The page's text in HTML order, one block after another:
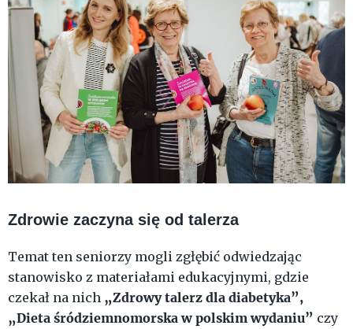
Zdrowie zaczyna się od talerza
Temat ten seniorzy mogli zgłębić odwiedzając
stanowisko z materiałami edukacyjnymi, gdzie
czekał na nich „Zdrowy talerz dla diabetyka”,
„Dieta śródziemnomorska w polskim wydaniu” czy